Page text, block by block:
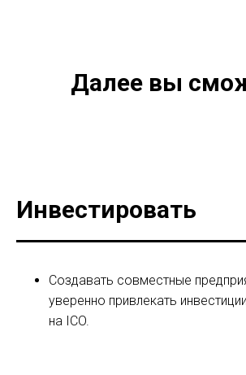
Далее вы
Инвестировать
Создавать совместные
уверенно привлекать
на ICO.